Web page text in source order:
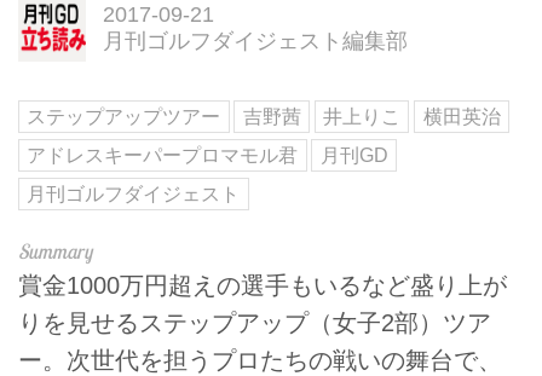
2017-09-21
月刊ゴルフダイジェスト編集部
ステップアップツアー 吉野茜 井上りこ
横田英治
アドレスキーパープロマモル君
月刊GD
月刊ゴルフダイジェスト
賞金1000万円超えの選手もいるなど盛り上が
りを見せるステップアップ（女子2部）ツア
ー。次世代を担うプロたちの戦いの舞台で、